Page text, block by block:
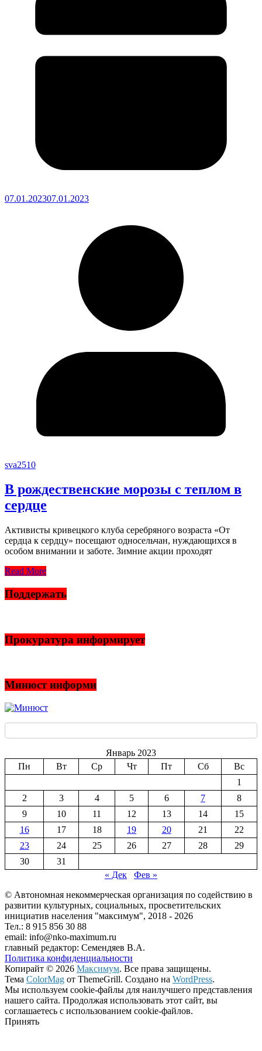
07.01.202307.01.2023
sva2510
В рождественские морозы с теплом в
сердце
Активисты кривецкого клуба серебряного возраста «От
сердца к сердцу» посещают односельчан, нуждающихся в
особом внимании и заботе. Зимние акции проходят
Read More
Поддержать
Прокуратура информирует
Минюст информи
Январь 2023
Пн
Вт Ср Чт Пт Сб
Вс
1
2
3 4 5 6 7
8
9
10 11 12 13 14
15
16
17 18 19 20 21
22
23
24 25 26 27 28
29
30
31
« Дек
Фев »
© Автономная некоммерческая организация по содействию в
развитии культурных, социальных, просветительских
инициатив населения "максимум", 2018 - 2026
Тел.: 8 915 856 30 88
email: info@nko-maximum.ru
главный редактор: Семендяев В.А.
Политика конфиденциальности
Копирайт © 2026 Максимум. Все права защищены.
Тема ColorMag от ThemeGrill. Создано на WordPress.
Мы используем cookie-файлы для наилучшего представления
нашего сайта. Продолжая использовать этот сайт, вы
соглашаетесь с использованием cookie-файлов.
Принять